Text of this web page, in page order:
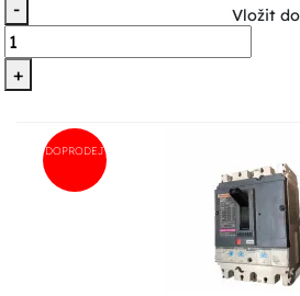
-
+
Vložit
DOPRODEJ